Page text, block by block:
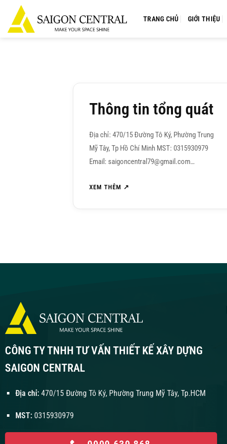
nội
TRANG CHỦ GIỚI THIỆU
Thông tin tổng quát
Địa chỉ: 470/15 Đường Tô Ký, Phường Trung
Mỹ Tây, Tp Hồ Chí Minh MST: 0315930979
Email: saigoncentral79@gmail.com…
XEM THÊM ↗
CÔNG TY TNHH TƯ VẤN THIẾT KẾ XÂY DỰNG
SAIGON CENTRAL
Địa chỉ:470/15 Đường Tô Ký, Phường Trung Mỹ Tây, Tp.HCM
MST: 0315930979